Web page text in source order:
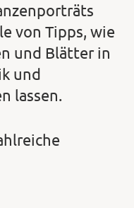
von Tipps, wie
und Blätter in
und
lassen.